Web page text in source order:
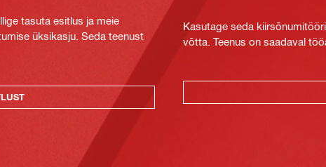
tasuta esitlus ja meie
üksikasju. Seda teenust
Kasutage seda
võtta. Teenus on saadaval